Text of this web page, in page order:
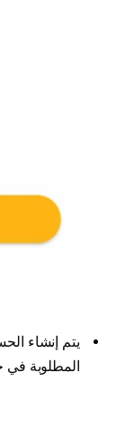
يتم إنشاء
المطلوبة في